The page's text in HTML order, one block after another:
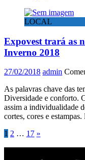
LOCAL
Expovest trará as
Inverno 2018
27/02/2018 admin
As palavras chave das
Diversidade e conforto.
assim a individualidade
cortes, cores e estampas.
Paginação
de
1 2 … 17 »